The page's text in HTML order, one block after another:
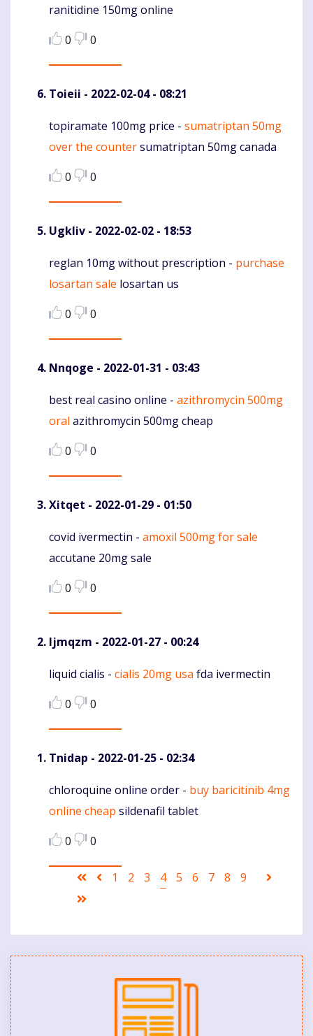
ranitidine 150mg online
0
0
Toieii - 2022-02-04 - 08:21
Komentaras
topiramate 100mg price - sumatriptan 50mg
over the countersumatriptan 50mg canada
0
0
Ugkliv - 2022-02-02 - 18:53
Komentaras
reglan 10mg without prescription - purchase
losartan sale losartan us
0
0
Nnqoge - 2022-01-31 - 03:43
Komentaras
best real casino online - azithromycin 500mg
oral azithromycin 500mg cheap
0
0
Xitqet - 2022-01-29 - 01:50
Komentaras
covid ivermectin - amoxil 500mg for sale
accutane 20mg sale
0
0
Ijmqzm - 2022-01-27 - 00:24
Komentaras
liquid cialis - cialis 20mg usa fda ivermectin
0
0
Tnidap - 2022-01-25 - 02:34
Komentaras
chloroquine online order - buy baricitinib 4mg
online cheap sildenafil tablet
0
0
Pagination
First Ankstesnis
Puslapis
1 Puslapis
2 Puslapis
3
Current
4 Puslapis
5 Puslapis
6 Puslapis
7 Puslapis
8 Puslapis
9